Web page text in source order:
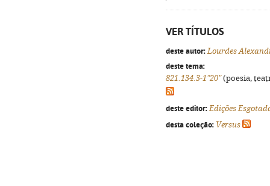
VER TÍTULOS
deste autor: Lourdes
deste tema:
821.134.3-1"20"(poesia,
deste editor: Edições
desta coleção: Versus